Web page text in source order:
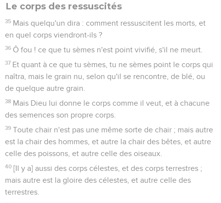
Le corps des ressuscités
35 Mais quelqu'un dira : comment ressuscitent les morts, et
en quel corps viendront-ils ?
36 Ô fou ! ce que tu sèmes n'est point vivifié, s'il ne meurt.
37 Et quant à ce que tu sèmes, tu ne sèmes point le corps qui
naîtra, mais le grain nu, selon qu'il se rencontre, de blé, ou
de quelque autre grain.
38 Mais Dieu lui donne le corps comme il veut, et à chacune
des semences son propre corps.
39 Toute chair n'est pas une même sorte de chair ; mais autre
est la chair des hommes, et autre la chair des bêtes, et autre
celle des poissons, et autre celle des oiseaux.
40 [Il y a] aussi des corps célestes, et des corps terrestres ;
mais autre est la gloire des célestes, et autre celle des
terrestres.